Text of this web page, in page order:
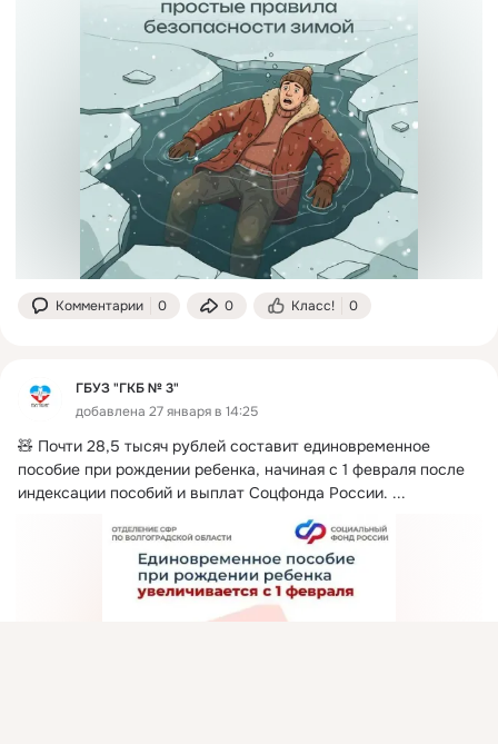
Комментарии 0 0 Класс! 0
ГБУЗ "ГКБ № 3"
добавлена 27 января в 14:25
🧸 Почти 28,5 тысяч рублей составит единовременное
пособие при рождении ребенка, начиная с 1 февраля после
индексации пособий и выплат Соцфонда России. ...